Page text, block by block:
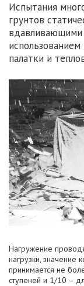
Испытания
грунтов
вдавливающими
палатки и
Нагружение
нагрузки, значение
принимается не
ступеней и 1/10 –